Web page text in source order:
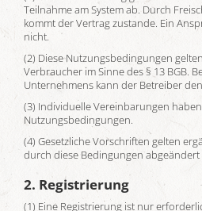
Teilnahme am System ab. Durch
kommt der Vertrag zustande. Ein
nicht.
(2) Diese Nutzungsbedingungen
Verbraucher im Sinne des § 13 BGB.
Unternehmens kann der Betreiber
(3) Individuelle Vereinbarungen
Nutzungsbedingungen.
(4) Gesetzliche Vorschriften gelten
durch diese Bedingungen abgeändert
2. Registrierung
(1) Eine Registrierung ist nur